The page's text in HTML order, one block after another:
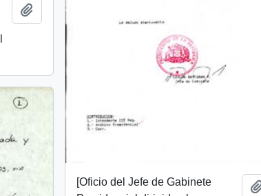
Añadir al portapapeles
[Oficio del Jefe de Gabinete